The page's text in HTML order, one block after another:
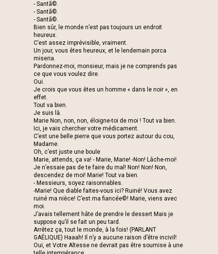
- Santã©.
- Santã©.
- Santã©.
Bien sûr, le monde n’est pas toujours un endroit
heureux.
C’est assez imprévisible, vraiment.
Un jour, vous êtes heureux, et le lendemain porca
miseria.
Pardonnez-moi, monsieur, mais je ne comprends pas
ce que vous voulez dire.
Oui.
Je crois que vous êtes un homme « dans le noir », en
effet.
Tout va bien.
Je suis là.
Marie Non, non, non, éloigne-toi de moi ! Tout va bien.
Ici, je vais chercher votre médicament.
C’est une belle pierre que vous portez autour du cou,
Madame.
Oh, c’est juste une boule
Marie, attends, ça va! - Marie, Marie! -Non! Lâche-moi!
Je n’essaie pas de te faire du mal! Non! Non! Non,
descendez de moi! Marie! Tout va bien.
- Messieurs, soyez raisonnables.
-Marie! Que diable faites-vous ici? Ruiné! Vous avez
ruiné ma nièce! C’est ma fiancée©! Marie, viens avec
moi.
J’avais tellement hâte de prendre le dessert Mais je
suppose qu’il se fait un peu tard.
Arrêtez ça, tout le monde, à la fois! (PARLANT
GAÉLIQUE) Haaah! Il n’y a aucune raison d’être incivil!
Oui, et Votre Altesse ne devrait pas être soumise à une